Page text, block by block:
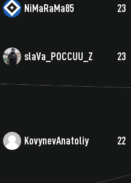
NiMaRaMa85 23
slaVa_POCCUU_Z 23
KovynevAnatoliy 22